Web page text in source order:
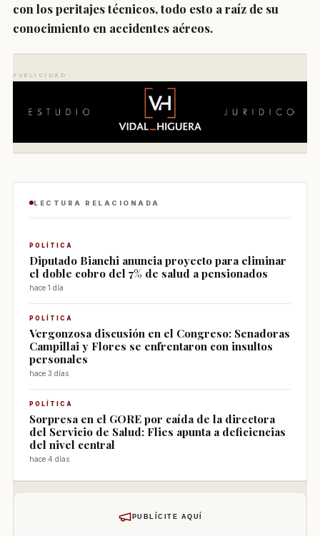
con los peritajes técnicos, todo esto a raíz de su
conocimiento en accidentes aéreos.
PUBLICIDAD
LECTURA RELACIONADA
POLÍTICA
Diputado Bianchi anuncia proyecto para eliminar
el doble cobro del 7% de salud a pensionados
hace 1 día
POLÍTICA
Vergonzosa discusión en el Congreso: Senadoras
Campillai y Flores se enfrentaron con insultos
personales
hace 3 días
POLÍTICA
Sorpresa en el GORE por caída de la directora
del Servicio de Salud: Flies apunta a deficiencias
del nivel central
hace 4 días
PUBLÍCITE AQUÍ